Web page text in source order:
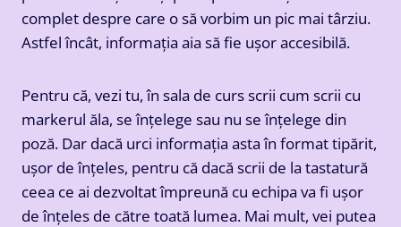
complet despre care o să vorbim un pic mai târziu.
Astfel încât, informația aia să fie ușor accesibilă.
Pentru că, vezi tu, în sala de curs scrii cum scrii cu
markerul ăla, se înțelege sau nu se înțelege din
poză. Dar dacă urci informația asta în format tipărit,
ușor de înțeles, pentru că dacă scrii de la tastatură
ceea ce ai dezvoltat împreună cu echipa va fi ușor
de înțeles de către toată lumea. Mai mult, vei putea